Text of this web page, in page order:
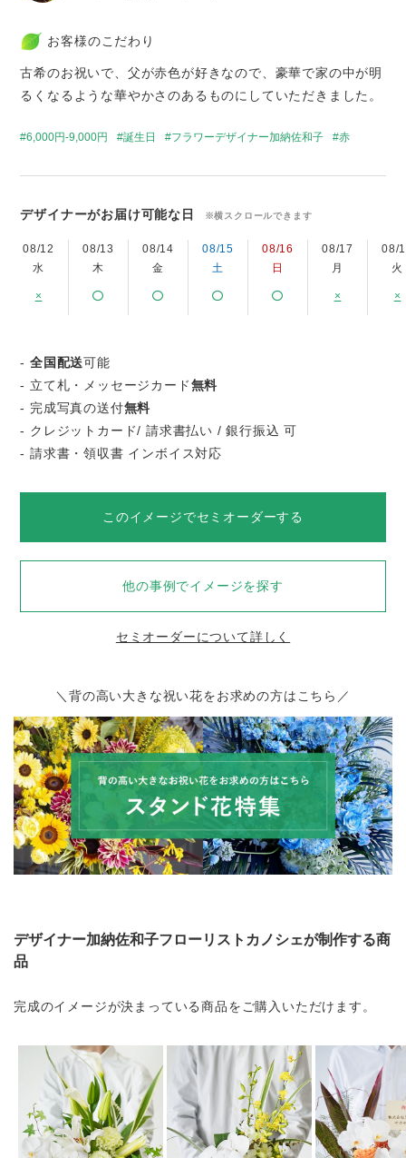
お客様のこだわり
古希のお祝いで、父が赤色が好きなので、豪華で家の中が明
るくなるような華やかさのあるものにしていただきました。
6,000円-9,000円 誕生日 フラワーデザイナー加納佐和子 赤
デザイナーがお届け可能な日 ※横スクロールできます
08/12
水
×
08/13
木
08/14
金
08/15
土
08/16
日
08/17
月
×
08/
火
×
-全国配送可能
- 立て札・メッセージカード無料
- 完成写真の送付無料
- クレジットカード/ 請求書払い / 銀行振込 可
- 請求書・領収書 インボイス対応
このイメージでセミオーダーする
他の事例でイメージを探す
セミオーダーについて詳しく
＼背の高い大きな祝い花をお求めの方はこちら／
デザイナー加納佐和子フローリストカノシェが制作する商
品
完成のイメージが決まっている商品をご購入いただけます。